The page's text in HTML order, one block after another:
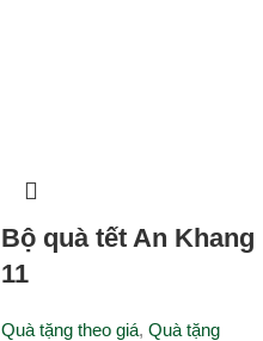
Bộ quà tết An Khang
11
Quà tặng theo giá, Quà tặng